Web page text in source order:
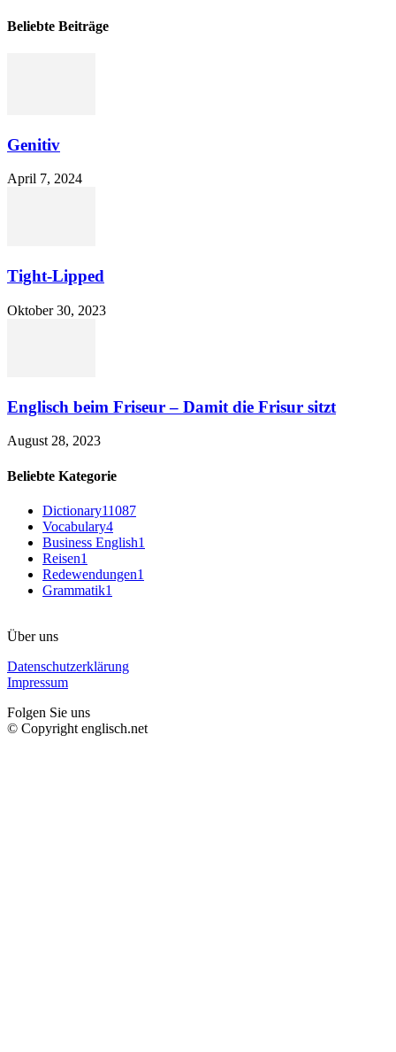
Beliebte Beiträge
Genitiv
April 7, 2024
Tight-Lipped
Oktober 30, 2023
Englisch beim Friseur – Damit die Frisur sitzt
August 28, 2023
Beliebte Kategorie
Dictionary11087
Vocabulary4
Business English1
Reisen1
Redewendungen1
Grammatik1
Über uns
Datenschutzerklärung
Impressum
Folgen Sie uns
© Copyright englisch.net